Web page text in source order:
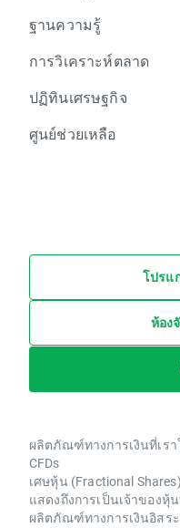
ฐานความรู้
การวิเคราะห์ตลาด
ปฏิทินเศรษฐกิจ
ศูนย์ช่วยเหลือ
โปรแ
ห้อง
ผลิตภัณฑ์ทางการเงินที่เรา
CFDs
เศษหุ้น (Fractional
แสดงถึงการเป็นเจ้าของหุ้
ผลิตภัณฑ์ทางการเงินอิสร